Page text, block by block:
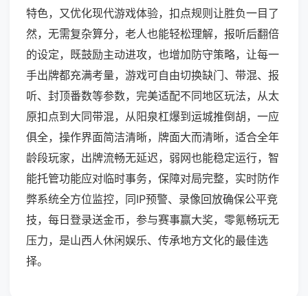
特色，又优化现代游戏体验，扣点规则让胜负一目了
然，无需复杂算分，老人也能轻松理解，报听后翻倍
的设定，既鼓励主动进攻，也增加防守策略，让每一
手出牌都充满考量，游戏可自由切换缺门、带混、报
听、封顶番数等参数，完美适配不同地区玩法，从太
原扣点到大同带混，从阳泉杠爆到运城推倒胡，一应
俱全，操作界面简洁清晰，牌面大而清晰，适合全年
龄段玩家，出牌流畅无延迟，弱网也能稳定运行，智
能托管功能应对临时事务，保障对局完整，实时防作
弊系统全方位监控，同IP预警、录像回放确保公平竞
技，每日登录送金币，参与赛事赢大奖，零氪畅玩无
压力，是山西人休闲娱乐、传承地方文化的最佳选
择。